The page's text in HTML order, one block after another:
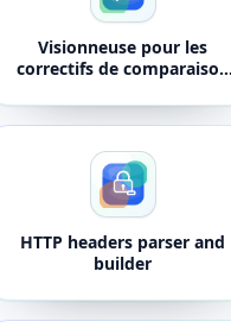
Visionneuse pour les
correctifs de comparaison
HTTP headers parser and
builder